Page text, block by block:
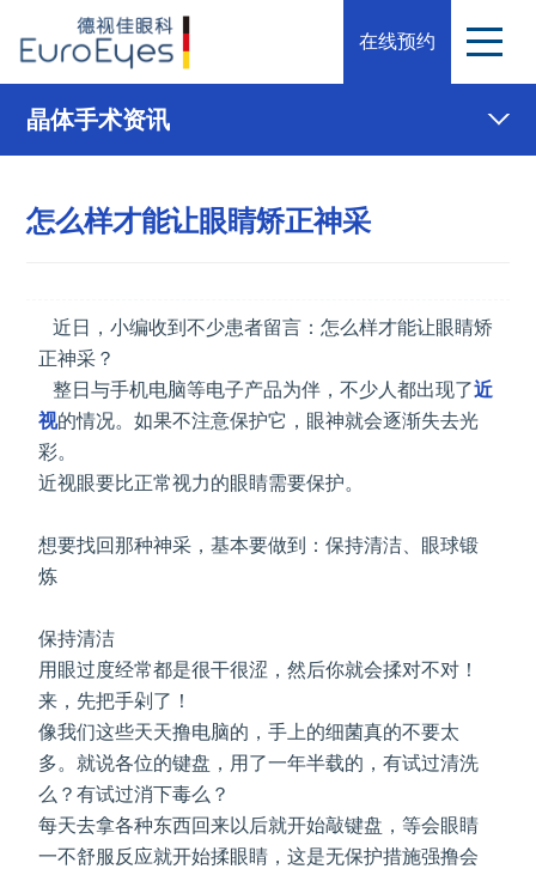
在线预约
晶体手术资讯
怎么样才能让眼睛矫正神采
近日，小编收到不少患者留言：怎么样才能让眼睛矫
正神采？
整日与手机电脑等电子产品为伴，不少人都出现了近
视的情况。如果不注意保护它，眼神就会逐渐失去光
彩。
近视眼要比正常视力的眼睛需要保护。
想要找回那种神采，基本要做到：保持清洁、眼球锻
炼
保持清洁
用眼过度经常都是很干很涩，然后你就会揉对不对！
来，先把手剁了！
像我们这些天天撸电脑的，手上的细菌真的不要太
多。就说各位的键盘，用了一年半载的，有试过清洗
么？有试过消下毒么？
每天去拿各种东西回来以后就开始敲键盘，等会眼睛
一不舒服反应就开始揉眼睛，这是无保护措施强撸会